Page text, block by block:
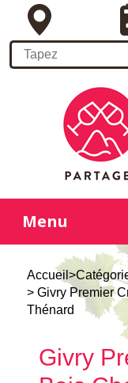
Menu
Accueil >
> Givry Premier
Thénard
Givry